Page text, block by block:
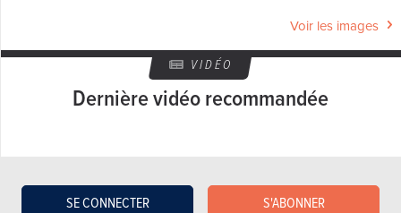
SE CONNECTER S'ABONNER
Voir les images
VIDÉO
Dernière vidéo recommandée